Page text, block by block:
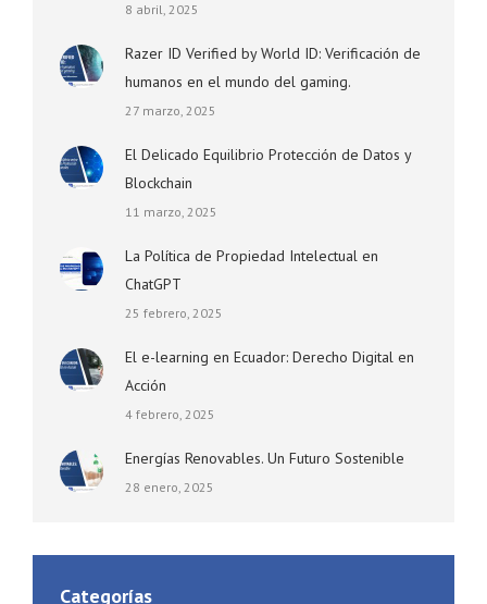
8 abril, 2025
Razer ID Verified by World ID: Verificación de
humanos en el mundo del gaming.
27 marzo, 2025
El Delicado Equilibrio Protección de Datos y
Blockchain
11 marzo, 2025
La Política de Propiedad Intelectual en
ChatGPT
25 febrero, 2025
El e-learning en Ecuador: Derecho Digital en
Acción
4 febrero, 2025
Energías Renovables. Un Futuro Sostenible
28 enero, 2025
Categorías